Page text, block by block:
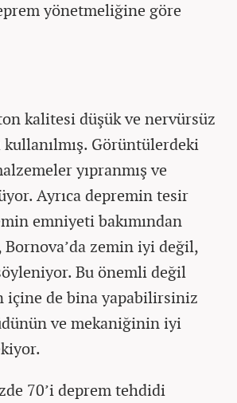
yönetmeliğine göre
kalitesi düşük ve nervürsüz
kullanılmış. Görüntülerdeki
yıpranmış ve
Ayrıca depremin tesir
emniyeti bakımından
Bornova’da zemin iyi değil,
Bu önemli değil
içine de bina yapabilirsiniz
ve mekaniğinin iyi
70’i deprem tehdidi